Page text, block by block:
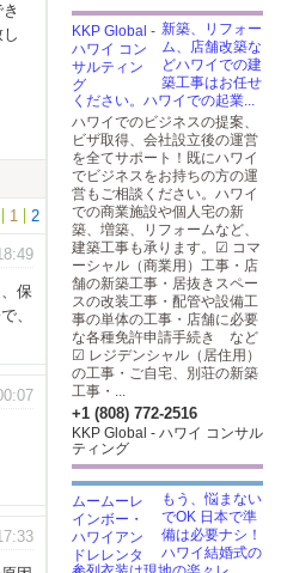
1 2
保
、
新築、リフォー
ム、店舗改築な
どハワイでの建
築工事はお任せ
ください。ハワイでの起業...
ハワイでのビジネスの提案、
ビザ取得、会社設立後の運営
を全てサポート！既にハワイ
でビジネスをお持ちの方の運
営もご相談ください。ハワイ
での商業施設や個人宅の新
築、増築、リフォームなど、
建築工事も承ります。☑ コマ
ーシャル（商業用）工事・店
舗の新築工事・居抜きスペー
スの改装工事・配管や設備工
事の単体の工事・店舗に必要
な各種免許申請手続き など
☑ レジデンシャル（居住用）
の工事・ご自宅、別荘の新築
工事・...
+1 (808) 772-2516
KKP Global - ハワイ コンサル
ティング
もう、悩まない
でOK 日本で準
備は必要ナシ！
ハワイ結婚式の